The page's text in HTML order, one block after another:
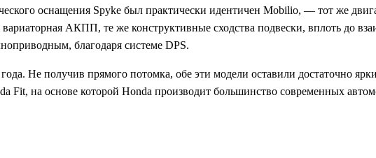
оснащения Spyke был практически идентичен Mobilio, — тот же
АКПП, те же конструктивные сходства подвески, вплоть до
благодаря системе DPS.
Не получив прямого потомка, обе эти модели оставили достаточно
Fit, на основе которой Honda производит большинство современных